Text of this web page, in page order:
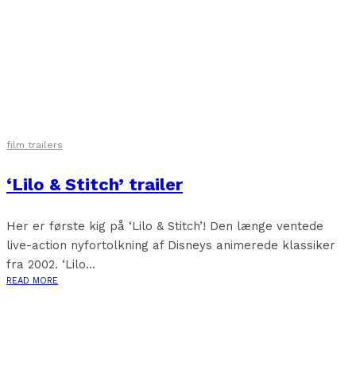
film trailers
‘Lilo & Stitch’ trailer
Her er første kig på ‘Lilo & Stitch’! Den længe ventede
live-action nyfortolkning af Disneys animerede klassiker
fra 2002. ‘Lilo...
READ MORE